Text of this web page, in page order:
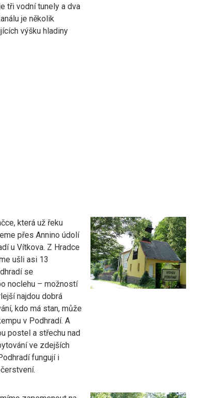
tři vodní tunely a dva
je několik
výšku hladiny
která už řeku
přes Annino údolí
u Vítkova. Z Hradce
ušli asi 13
se
noclehu – možností
najdou dobrá
kdo má stan, může
v Podhradí. A
postel a střechu nad
ve zdejších
fungují i